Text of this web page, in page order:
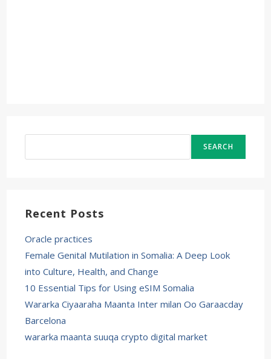
SEARCH
Recent Posts
Oracle practices
Female Genital Mutilation in Somalia: A Deep Look
into Culture, Health, and Change
10 Essential Tips for Using eSIM Somalia
Wararka Ciyaaraha Maanta Inter milan Oo Garaacday
Barcelona
wararka maanta suuqa crypto digital market